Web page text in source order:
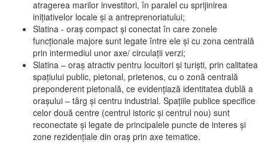
atragerea marilor investitori, în paralel cu sprijinirea
iniţiativelor locale şi a antreprenoriatului;
Slatina - oraş compact şi conectat în care zonele
funcţionale majore sunt legate între ele şi cu zona centrală
prin intermediul unor axe/ circulații verzi;
Slatina – oraş atractiv pentru locuitori şi turişti, prin calitatea
spaţiului public, pietonal, prietenos, cu o zonă centrală
preponderent pietonală, ce evidenţiază identitatea dublă a
oraşului – târg şi centru industrial. Spaţiile publice specifice
celor două centre (centrul istoric şi centrul nou) sunt
reconectate şi legate de principalele puncte de interes şi
zone rezidenţiale din oraş prin axe tematice.